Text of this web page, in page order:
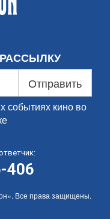
Отправить
событиях кино во
406
Все права защищены.